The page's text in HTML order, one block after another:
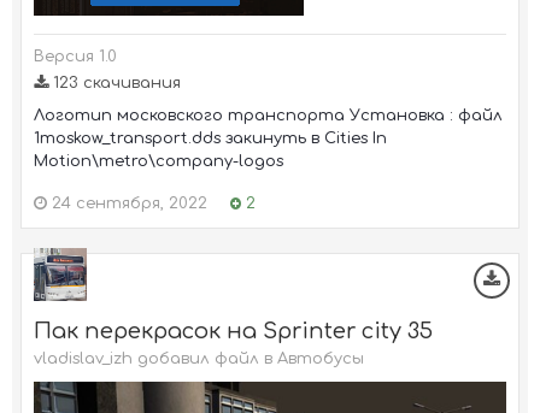
Версия 1.0
123 скачивания
Логотип московского транспорта Установка : файл
1moskow_transport.dds закинуть в Cities In
Motion\metro\company-logos
24 сентября, 2022 2
Пак перекрасок на Sprinter city 35
vladislav_izh добавил файл в Автобусы